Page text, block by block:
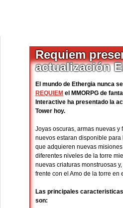
Requiem
actualización
El mundo de Ethergia nunca
REQUIEM el MMORPG de
Interactive ha presentado la
Tower hoy.
Joyas oscuras, armas nuevas y
nuevos estaran disponible
que adquieren nuevas
diferentes niveles de la torre
nuevas criaturas monstruosas
frente con el Amo de la torre en
Las principales
son: